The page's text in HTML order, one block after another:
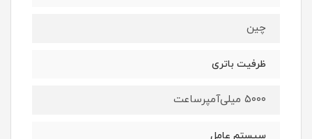
چین
ظرفیت باتری
۵۰۰۰ میلی‌آمپرساعت
سیستم عامل